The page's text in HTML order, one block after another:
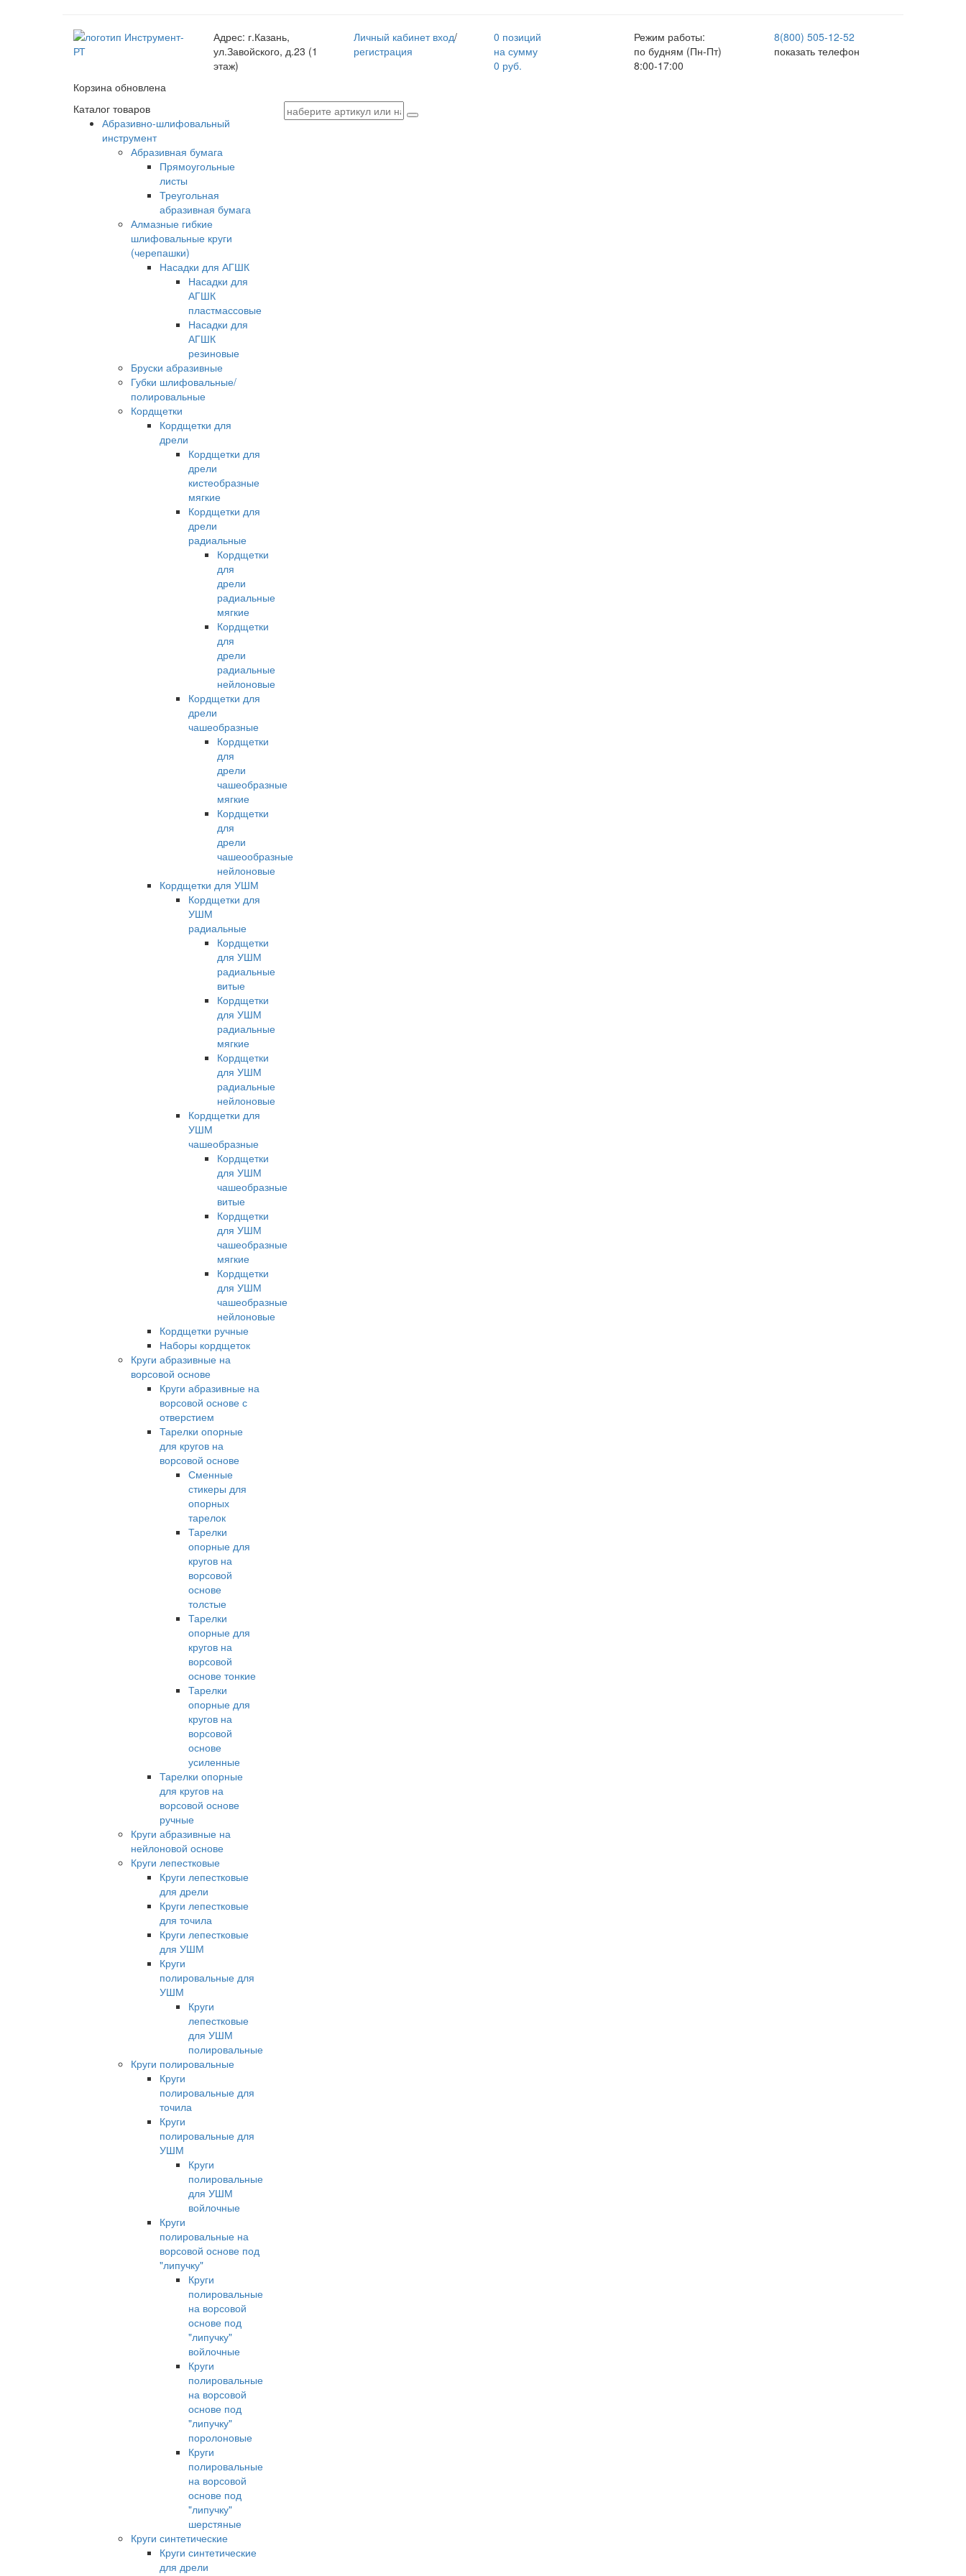
Адрес: г.Казань,
ул.Завойского, д.23 (1
этаж)
Личный кабинет вход/
регистрация
0 позиций
на сумму
0 руб.
Режим работы:
по будням (Пн-Пт)
8:00-17:00
8(800) 505-12-52
показать телефон
Корзина обновлена
Каталог товаров
Абразивно-шлифовальный
инструмент
Абразивная бумага
Прямоугольные
листы
Треугольная
абразивная бумага
Алмазные гибкие
шлифовальные круги
(черепашки)
Насадки для АГШК
Насадки для
АГШК
пластмассовые
Насадки для
АГШК
резиновые
Бруски абразивные
Губки шлифовальные/
полировальные
Кордщетки
Кордщетки для
дрели
Кордщетки для
дрели
кистеобразные
мягкие
Кордщетки для
дрели
радиальные
Кордщетки
для
дрели
радиальные
мягкие
Кордщетки
для
дрели
радиальные
нейлоновые
Кордщетки для
дрели
чашеобразные
Кордщетки
для
дрели
чашеобразные
мягкие
Кордщетки
для
дрели
чашеообразные
нейлоновые
Кордщетки для УШМ
Кордщетки для
УШМ
радиальные
Кордщетки
для УШМ
радиальные
витые
Кордщетки
для УШМ
радиальные
мягкие
Кордщетки
для УШМ
радиальные
нейлоновые
Кордщетки для
УШМ
чашеобразные
Кордщетки
для УШМ
чашеобразные
витые
Кордщетки
для УШМ
чашеобразные
мягкие
Кордщетки
для УШМ
чашеобразные
нейлоновые
Кордщетки ручные
Наборы кордщеток
Круги абразивные на
ворсовой основе
Круги абразивные на
ворсовой основе с
отверстием
Тарелки опорные
для кругов на
ворсовой основе
Сменные
стикеры для
опорных
тарелок
Тарелки
опорные для
кругов на
ворсовой
основе
толстые
Тарелки
опорные для
кругов на
ворсовой
основе тонкие
Тарелки
опорные для
кругов на
ворсовой
основе
усиленные
Тарелки опорные
для кругов на
ворсовой основе
ручные
Круги абразивные на
нейлоновой основе
Круги лепестковые
Круги лепестковые
для дрели
Круги лепестковые
для точила
Круги лепестковые
для УШМ
Круги
полировальные для
УШМ
Круги
лепестковые
для УШМ
полировальные
Круги полировальные
Круги
полировальные для
точила
Круги
полировальные для
УШМ
Круги
полировальные
для УШМ
войлочные
Круги
полировальные на
ворсовой основе под
"липучку"
Круги
полировальные
на ворсовой
основе под
"липучку"
войлочные
Круги
полировальные
на ворсовой
основе под
"липучку"
поролоновые
Круги
полировальные
на ворсовой
основе под
"липучку"
шерстяные
Круги синтетические
Круги синтетические
для дрели